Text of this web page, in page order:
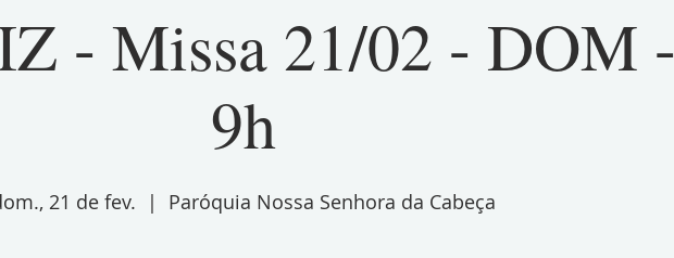
- Missa 21/02 - DOM -
9h
21 de fev.
  |
Paróquia Nossa Senhora da Cabeça